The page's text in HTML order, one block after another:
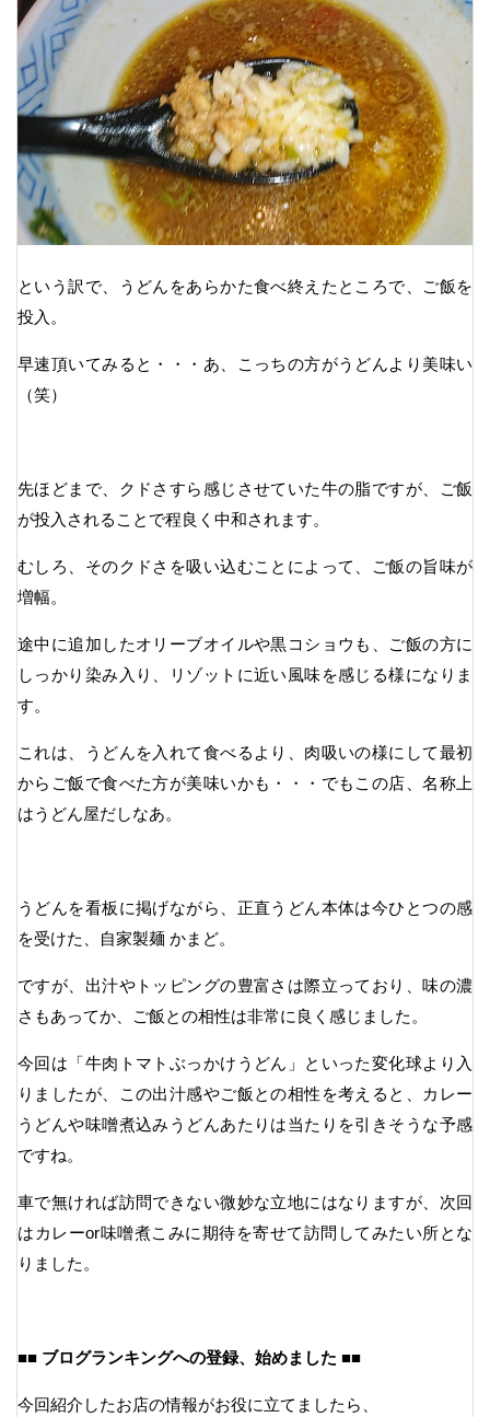
という訳で、うどんをあらかた食べ終えたところで、ご飯を
投入。
早速頂いてみると・・・あ、こっちの方がうどんより美味い
（笑）
先ほどまで、クドさすら感じさせていた牛の脂ですが、ご飯
が投入されることで程良く中和されます。
むしろ、そのクドさを吸い込むことによって、ご飯の旨味が
増幅。
途中に追加したオリーブオイルや黒コショウも、ご飯の方に
しっかり染み入り、リゾットに近い風味を感じる様になりま
す。
これは、うどんを入れて食べるより、肉吸いの様にして最初
からご飯で食べた方が美味いかも・・・でもこの店、名称上
はうどん屋だしなあ。
うどんを看板に掲げながら、正直うどん本体は今ひとつの感
を受けた、自家製麺 かまど。
ですが、出汁やトッピングの豊富さは際立っており、味の濃
さもあってか、ご飯との相性は非常に良く感じました。
今回は「牛肉トマトぶっかけうどん」といった変化球より入
りましたが、この出汁感やご飯との相性を考えると、カレー
うどんや味噌煮込みうどんあたりは当たりを引きそうな予感
ですね。
車で無ければ訪問できない微妙な立地にはなりますが、次回
はカレーor味噌煮こみに期待を寄せて訪問してみたい所とな
りました。
■■ ブログランキングへの登録、始めました ■■
今回紹介したお店の情報がお役に立てましたら、